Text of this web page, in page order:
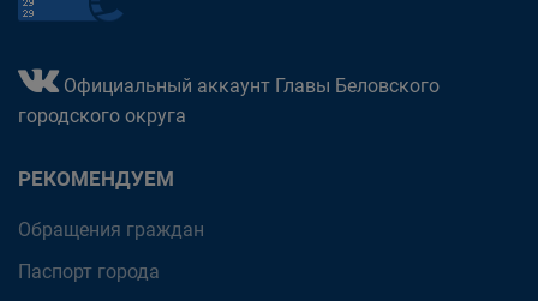
Официальный аккаунт Главы Беловского
городского округа
РЕКОМЕНДУЕМ
Обращения граждан
Паспорт города